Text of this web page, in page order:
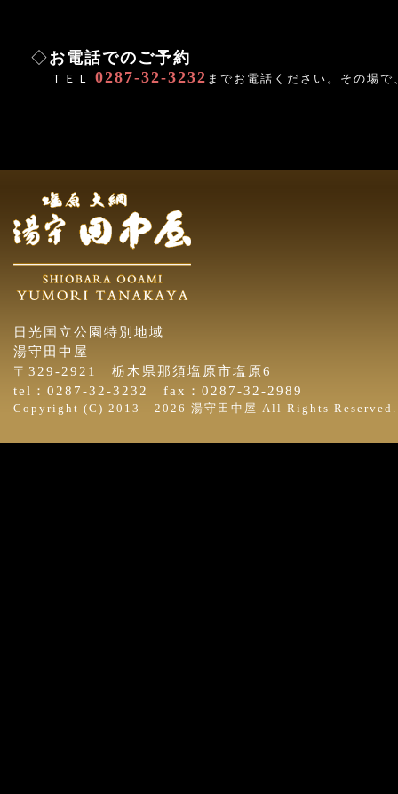
◇お電話でのご予約
ＴＥＬ 0287-32-3232 までお電話ください。その場
日光国立公園特別地域
湯守田中屋
〒329-2921 栃木県那須塩原市塩原6
tel：0287-32-3232 fax：0287-32-2989
Copyright (C) 2013 - 2026 湯守田中屋 All Rights Reserved.